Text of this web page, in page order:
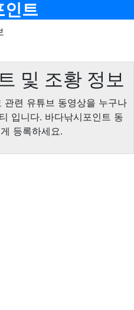
인트
및 조황 정보
련 유튜브 동영상을 누구나
입니다. 바다낚시포인트 동
등록하세요.